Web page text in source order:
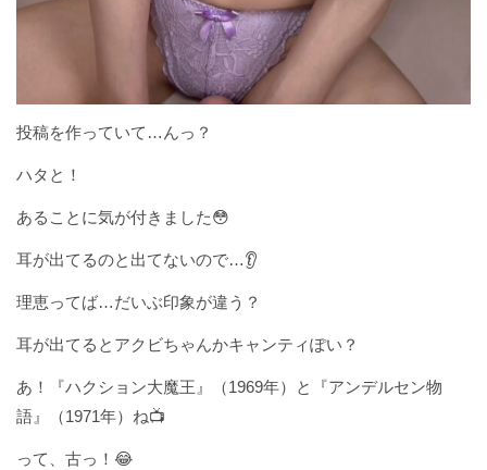
投稿を作っていて…んっ？
ハタと！
あることに気が付きました😳
耳が出てるのと出てないので…👂
理恵ってば…だいぶ印象が違う？
耳が出てるとアクビちゃんかキャンティぽい？
あ！『ハクション大魔王』（1969年）と『アンデルセン物
語』（1971年）ね📺
って、古っ！😂